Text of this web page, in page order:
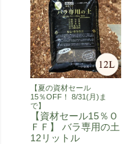
【夏の資材セール
15％OFF！ 8/31(月)ま
で】
【資材セール15％Ｏ
ＦＦ】 バラ専用の土
12リットル